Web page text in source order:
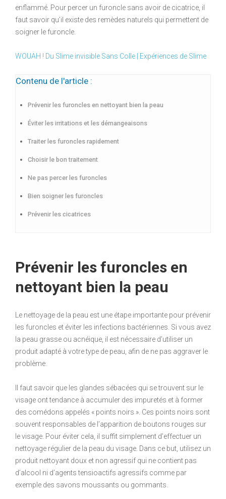
enflammé. Pour percer un furoncle sans avoir de cicatrice, il
faut savoir qu’il existe des remèdes naturels qui permettent de
soigner le furoncle.
WOUAH ! Du Slime invisible Sans Colle | Expériences de Slime
Contenu de l'article :
Prévenir les furoncles en nettoyant bien la peau
Éviter les irritations et les démangeaisons
Traiter les furoncles rapidement
Choisir le bon traitement
Ne pas percer les furoncles
Bien soigner les furoncles
Prévenir les cicatrices
Prévenir les furoncles en
nettoyant bien la peau
Le nettoyage de la peau est une étape importante pour prévenir
les furoncles et éviter les infections bactériennes. Si vous avez
la peau grasse ou acnéique, il est nécessaire d’utiliser un
produit adapté à votre type de peau, afin de ne pas aggraver le
problème.
Il faut savoir que les glandes sébacées qui se trouvent sur le
visage ont tendance à accumuler des impuretés et à former
des comédons appelés « points noirs ». Ces points noirs sont
souvent responsables de l’apparition de boutons rouges sur
le visage. Pour éviter cela, il suffit simplement d’effectuer un
nettoyage régulier de la peau du visage. Dans ce but, utilisez un
produit nettoyant doux et non agressif qui ne contient pas
d’alcool ni d’agents tensioactifs agressifs comme par
exemple des savons moussants ou gommants.